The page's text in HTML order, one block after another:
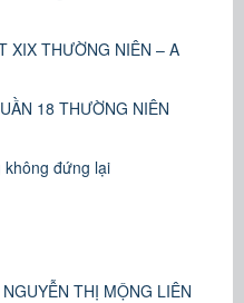
XIX THƯỜNG NIÊN – A
18 THƯỜNG NIÊN
đứng lại
THỊ MỘNG LIÊN